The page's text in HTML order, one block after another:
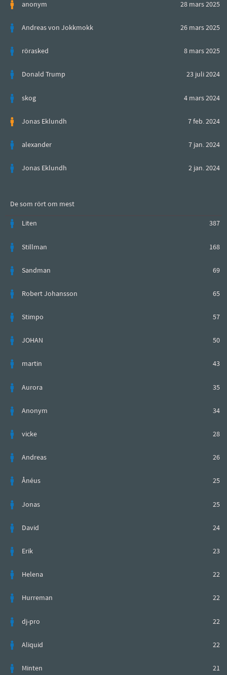
28 mars 2025
anonym
26 mars 2025
Andreas von Jokkmokk
8 mars 2025
rörasked
23 juli 2024
Donald Trump
4 mars 2024
skog
7 feb. 2024
Jonas Eklundh
7 jan. 2024
alexander
2 jan. 2024
Jonas Eklundh
De som rört om mest
387
Liten
168
Stillman
69
Sandman
65
Robert Johansson
57
Stimpo
50
JOHAN
43
martin
35
Aurora
34
Anonym
28
vicke
26
Andreas
25
Ånéus
25
Jonas
24
David
23
Erik
22
Helena
22
Hurreman
22
dj-pro
22
Aliquid
21
Minten